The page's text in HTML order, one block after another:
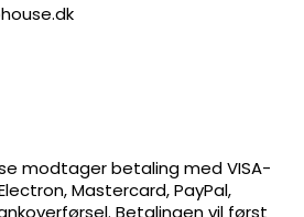
modtager betaling med VISA-
Mastercard, PayPal,
Betalingen vil først